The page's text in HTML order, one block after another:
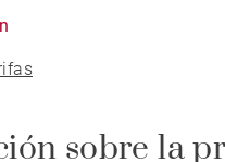
a larger
a shower room,
sobre la